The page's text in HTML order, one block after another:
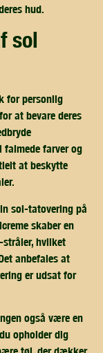
hud.
for personlig
at bevare deres
farver og
at beskytte
sol-tatovering på
skaber en
stråler, hvilket
anbefales at
er udsat for
også være en
opholder dig